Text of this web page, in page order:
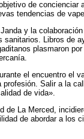
de concienciar
tendencias de
y la
Libros de
plasmaron
el encuentro el
Salir a la
de vida».
La Merced,
de abordar a los